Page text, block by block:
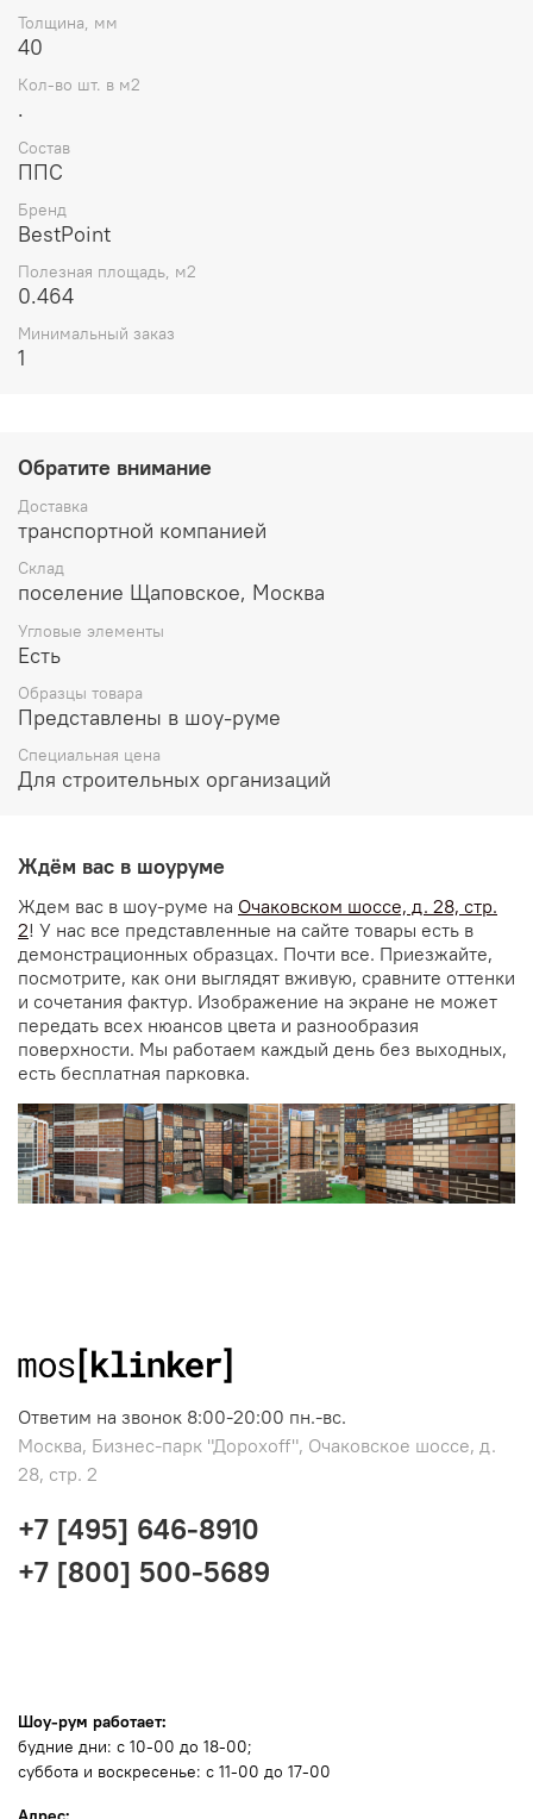
Толщина, мм
40
Кол-во шт. в м2
.
Состав
ППС
Бренд
BestPoint
Полезная площадь, м2
0.464
Минимальный заказ
1
Обратите внимание
Доставка
транспортной компанией
Склад
поселение Щаповское, Москва
Угловые элементы
Есть
Образцы товара
Представлены в шоу-руме
Специальная цена
Для строительных организаций
Ждём вас в шоуруме
Ждем вас в шоу-руме на Очаковском шоссе, д. 28, стр.
2! У нас все представленные на сайте товары есть в
демонстрационных образцах. Почти все. Приезжайте,
посмотрите, как они выглядят вживую, сравните оттенки
и сочетания фактур. Изображение на экране не может
передать всех нюансов цвета и разнообразия
поверхности. Мы работаем каждый день без выходных,
есть бесплатная парковка.
Ответим на звонок 8:00-20:00 пн.-вс.
Москва, Бизнес-парк "Дорохоff", Очаковское шоссе, д.
28, стр. 2
+7 [495] 646-8910
+7 [800] 500-5689
Шоу-рум работает:
будние дни: с 10-00 до 18-00;
суббота и воскресенье: с 11-00 до 17-00